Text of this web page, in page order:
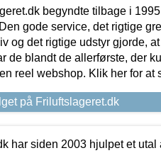
begyndte tilbage i
gode service, det rigtige
og det rigtige udstyr gjorde,
de blandt de allerførste, der
reel webshop. Klik her for at
på Friluftslageret.dk
har siden 2003 hjulpet et utal